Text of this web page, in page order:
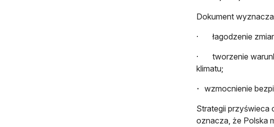
Dokument
· łagodzenie
· tworzenie
klimatu;
wzmocnienie
Strategii przyświeca
oznacza, że Polska